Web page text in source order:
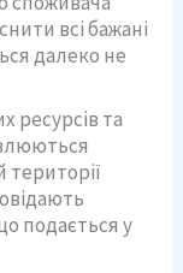
всі бажані
далеко не
ресурсів та
території
подається у